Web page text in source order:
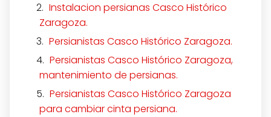
Instalacion persianas Casco Histórico
Zaragoza.
Persianistas Casco Histórico Zaragoza.
Persianistas Casco Histórico Zaragoza,
mantenimiento de persianas.
Persianistas Casco Histórico Zaragoza
para cambiar cinta persiana.